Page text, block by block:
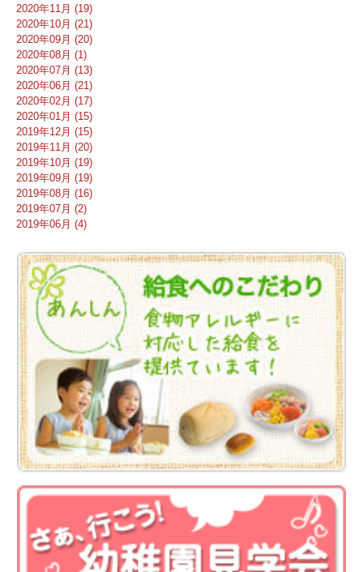
2020年11月 (19)
2020年10月 (21)
2020年09月 (20)
2020年08月 (1)
2020年07月 (13)
2020年06月 (21)
2020年02月 (17)
2020年01月 (15)
2019年12月 (15)
2019年11月 (20)
2019年10月 (19)
2019年09月 (19)
2019年08月 (16)
2019年07月 (2)
2019年06月 (4)